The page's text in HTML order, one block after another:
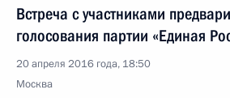
Встреча с участниками
голосования партии «Единая
20 апреля 2016 года, 18:50
Москва